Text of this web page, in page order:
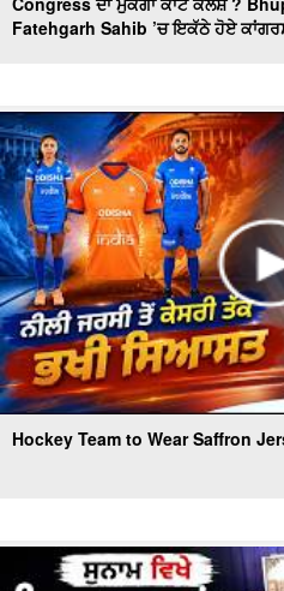
Fatehgarh Sahib ’ਚ ਇਕੱਠੇ ਹੋਏ
Hockey Team to Wear Saffron